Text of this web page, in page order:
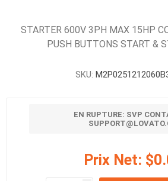
STARTER 600V 3PH MAX 15HP
PUSH BUTTONS START &
SKU:
EN RUPTURE: SVP
Prix Net: